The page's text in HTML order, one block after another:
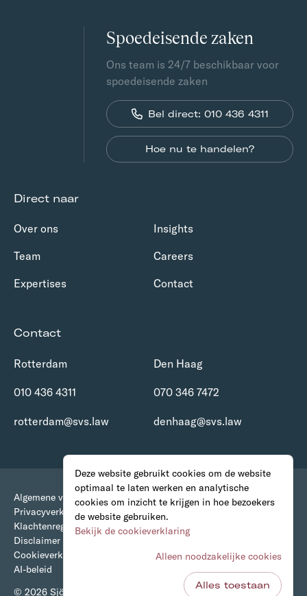
Deze website gebruikt cookies om de website
optimaal te laten werken en analytische
cookies om inzicht te krijgen in hoe bezoekers
de website gebruiken.
Bekijk de cookieverklaring
Alleen noodzakelijke cookies
Alles toestaan
Spoedeisende zaken
Ons team is 24/7 beschikbaar voor
spoedeisende zaken
Bel direct: 010 436 4311
Hoe nu te handelen?
Direct naar
Over ons
Insights
Team
Careers
Expertises
Contact
Contact
Rotterdam
010 436 4311
rotterdam@svs.law
Den Haag
070 346 7472
denhaag@svs.law
© 2026 Sjöcrona • van Stigt Advocaten
Algemene voorwaarden
Privacyverklaring
Klachtenregeling
Disclaimer
Cookieverklaring
AI-beleid